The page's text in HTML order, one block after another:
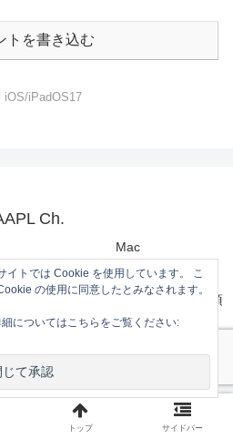
トを書き込む
iOS/iPadOS17
Ch.
Mac
Gadget
プライバシーポリシーと免責事項
AAPL Ch..
トップ サイドバー
イトでは Cookie を使用しています。 こ
の使用に同意したとみなされます。
についてはこちらをご覧ください: